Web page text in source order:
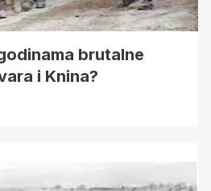
brutalne
i Knina?